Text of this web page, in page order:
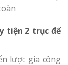
tiện 2 trục để
lược gia công